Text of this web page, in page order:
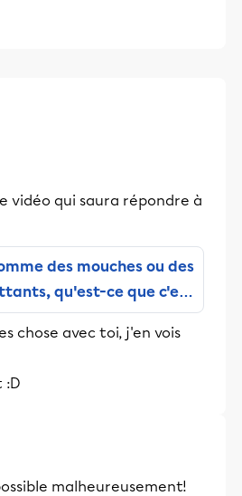
vidéo qui saura répondre à
des mouches ou des
qu'est-ce que c'est
chose avec toi, j'en vois
:D
malheureusement!